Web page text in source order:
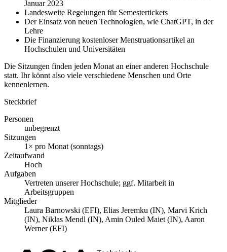
Januar 2023
Landesweite Regelungen für Semestertickets
Der Einsatz von neuen Technologien, wie ChatGPT, in der
Lehre
Die Finanzierung kostenloser Menstruationsartikel an
Hochschulen und Universitäten
Die Sitzungen finden jeden Monat an einer anderen Hochschule
statt. Ihr könnt also viele verschiedene Menschen und Orte
kennenlernen.
Steckbrief
Personen
unbegrenzt
Sitzungen
1× pro Monat (sonntags)
Zeitaufwand
Hoch
Aufgaben
Vertreten unserer Hochschule; ggf. Mitarbeit in
Arbeitsgruppen
Mitglieder
Laura Barnowski (EFI), Elias Jeremku (IN), Marvi Krich
(IN), Niklas Mendl (IN), Amin Ouled Maiet (IN), Aaron
Werner (EFI)